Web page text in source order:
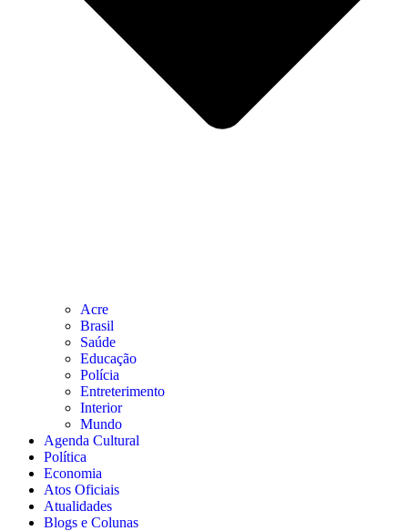
Acre
Brasil
Saúde
Educação
Polícia
Entreterimento
Interior
Mundo
Agenda Cultural
Política
Economia
Atos Oficiais
Atualidades
Blogs e Colunas